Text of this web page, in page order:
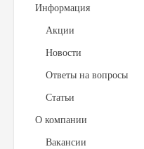
Информация
Акции
Новости
Ответы на вопросы
Статьи
О компании
Вакансии